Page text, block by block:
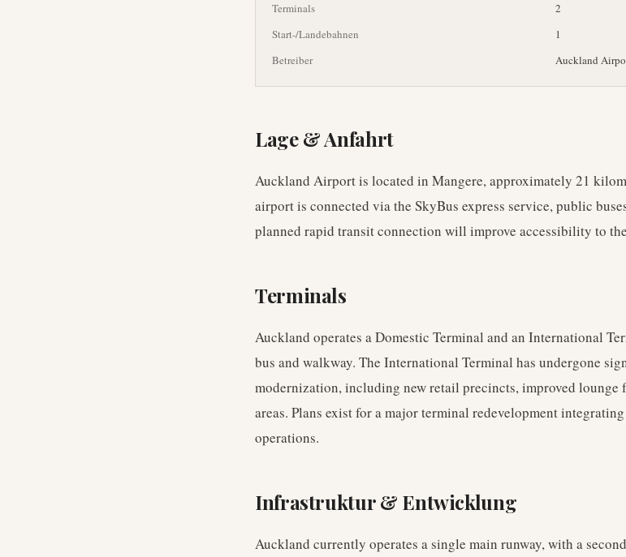
Terminals
2
Start-/Landebahnen
1
Betreiber
Auckland
Lage & Anfahrt
Auckland Airport is located in Mangere, approximately 21
airport is connected via the SkyBus express service, public
planned rapid transit connection will improve accessibility to
Terminals
Auckland operates a Domestic Terminal and an International
bus and walkway. The International Terminal has undergone
modernization, including new retail precincts, improved lounge
areas. Plans exist for a major terminal redevelopment
operations.
Infrastruktur & Entwicklung
Auckland currently operates a single main runway, with a